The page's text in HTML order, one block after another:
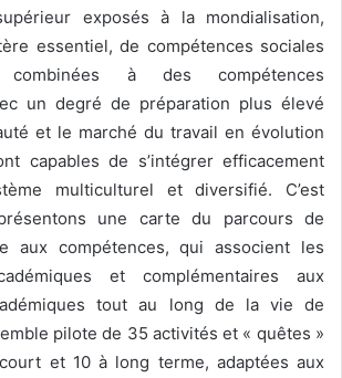
exposés à la mondialisation,
essentiel, de compétences sociales
à des compétences
un degré de préparation plus élevé
et le marché du travail en évolution
capables de s’intégrer efficacement
multiculturel et diversifié. C’est
une carte du parcours de
aux compétences, qui associent les
et complémentaires aux
tout au long de la vie de
pilote de 35 activités et « quêtes »
et 10 à long terme, adaptées aux